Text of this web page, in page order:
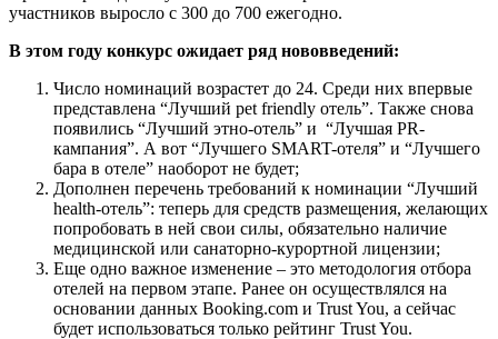
участников выросло с 300 до 700 ежегодно.
В этом году конкурс ожидает ряд нововведений:
Число номинаций возрастет до 24. Среди них впервые
представлена “Лучший pet friendly отель”. Также снова
появились “Лучший этно-отель” и “Лучшая PR-
кампания”. А вот “Лучшего SMART-отеля” и “Лучшего
бара в отеле” наоборот не будет;
Дополнен перечень требований к номинации “Лучший
health-отель”: теперь для средств размещения, желающих
попробовать в ней свои силы, обязательно наличие
медицинской или санаторно-курортной лицензии;
Еще одно важное изменение – это методология отбора
отелей на первом этапе. Ранее он осуществлялся на
основании данных Booking.com и Trust You, а сейчас
будет использоваться только рейтинг Trust You.